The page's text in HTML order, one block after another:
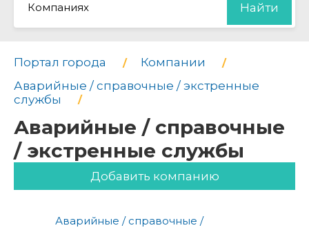
Компаниях Найти
Портал города
Компании
Аварийные / справочные / экстренные
службы
Аварийные / справочные
/ экстренные службы
Добавить компанию
Аварийные / справочные /